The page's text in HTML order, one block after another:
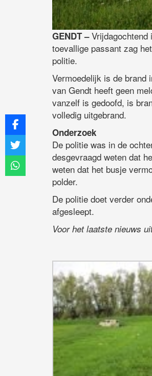
GENDT –Vrijdagochtend
toevallige passant zag
politie.
Vermoedelijk is de brand
van Gendt heeft geen
vanzelf is gedoofd, is
volledig uitgebrand.
Onderzoek
De politie was in de
desgevraagd weten dat
weten dat het busje
polder.
De politie doet verder
afgesleept.
Voor het laatste nieuws